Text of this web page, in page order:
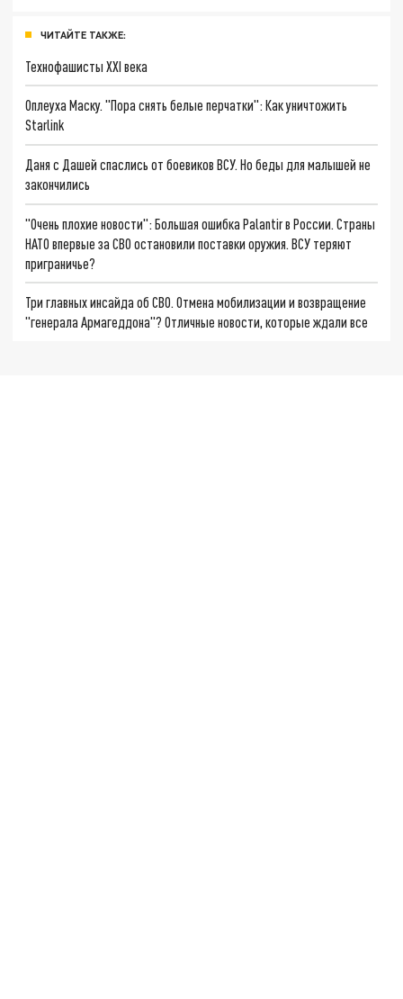
ЧИТАЙТЕ ТАКЖЕ:
Технофашисты XXI века
Оплеуха Маску. "Пора снять белые перчатки": Как уничтожить
Starlink
Даня с Дашей спаслись от боевиков ВСУ. Но беды для малышей не
закончились
"Очень плохие новости": Большая ошибка Palantir в России. Страны
НАТО впервые за СВО остановили поставки оружия. ВСУ теряют
приграничье?
Три главных инсайда об СВО. Отмена мобилизации и возвращение
"генерала Армагеддона"? Отличные новости, которые ждали все